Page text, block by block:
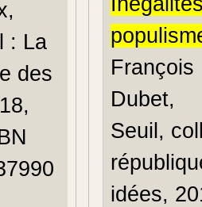
: La
des
François
Dubet,
Seuil,
idées,